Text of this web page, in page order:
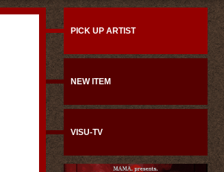
PICK UP ARTIST
NEW ITEM
VISU-TV